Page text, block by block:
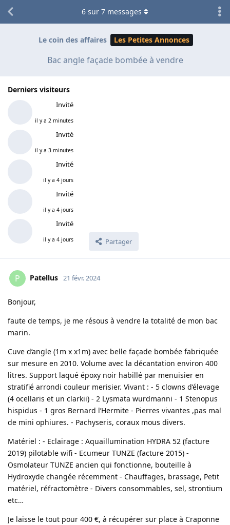
Le coin des affaires Les Petites Annonces
Bac angle façade bombée à vendre
Derniers visiteurs
Invité
il y a 2 minutes
Invité
il y a 3 minutes
Invité
il y a 4 jours
Invité
il y a 4 jours
Invité
il y a 4 jours Partager
6 sur 7 messages
P Patellus 21 févr. 2024
Bonjour,
faute de temps, je me résous à vendre la totalité de mon bac
marin.
Cuve d’angle (1m x x1m) avec belle façade bombée fabriquée
sur mesure en 2010. Volume avec la décantation environ 400
litres. Support laqué époxy noir habillé par menuisier en
stratifié arrondi couleur merisier. Vivant : - 5 clowns d’élevage
(4 ocellaris et un clarkii) - 2 Lysmata wurdmanni - 1 Stenopus
hispidus - 1 gros Bernard l’Hermite - Pierres vivantes ,pas mal
de mini ophiures. - Pachyseris, coraux mous divers.
Matériel : - Eclairage : Aquaillumination HYDRA 52 (facture
2019) pilotable wifi - Ecumeur TUNZE (facture 2015) -
Osmolateur TUNZE ancien qui fonctionne, bouteille à
Hydroxyde changée récemment - Chauffages, brassage, Petit
matériel, réfractomètre - Divers consommables, sel, strontium
etc…
Je laisse le tout pour 400 €, à récupérer sur place à Craponne